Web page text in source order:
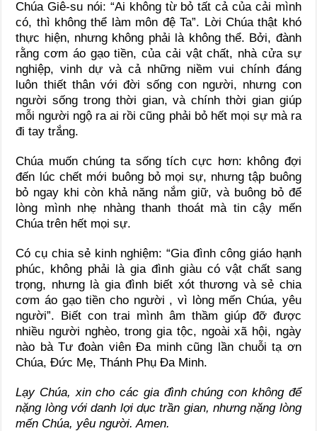
Chúa Giê-su nói: “Ai không từ bỏ tất cả của cải mình
có, thì không thể làm môn đệ Ta”. Lời Chúa thật khó
thực hiện, nhưng không phải là không thể. Bởi, đành
rằng cơm áo gạo tiền, của cải vật chất, nhà cửa sự
nghiệp, vinh dự và cả những niềm vui chính đáng
luôn thiết thân với đời sống con người, nhưng con
người sống trong thời gian, và chính thời gian giúp
mỗi người ngộ ra ai rồi cũng phải bỏ hết mọi sự mà ra
đi tay trắng.
Chúa muốn chúng ta sống tích cực hơn: không đợi
đến lúc chết mới buông bỏ mọi sự, nhưng tập buông
bỏ ngay khi còn khả năng nắm giữ, và buông bỏ để
lòng mình nhẹ nhàng thanh thoát mà tin cậy mến
Chúa trên hết mọi sự.
Có cụ chia sẻ kinh nghiệm: “Gia đình công giáo hạnh
phúc, không phải là gia đình giàu có vật chất sang
trọng, nhưng là gia đình biết xót thương và sẻ chia
cơm áo gạo tiền cho người , vì lòng mến Chúa, yêu
người”. Biết con trai mình âm thầm giúp đỡ được
nhiều người nghèo, trong gia tộc, ngoài xã hội, ngày
nào bà Tư đoàn viên Đa minh cũng lần chuỗi tạ ơn
Chúa, Đức Mẹ, Thánh Phụ Đa Minh.
Lạy Chúa, xin cho các gia đình chúng con không để
nặng lòng với danh lợi dục trần gian, nhưng nặng lòng
mến Chúa, yêu người. Amen.